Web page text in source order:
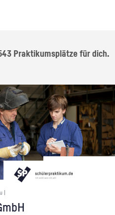
Praktikumsplätze für dich.
|